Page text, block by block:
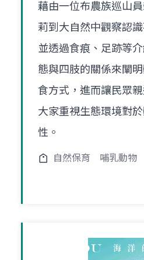
藉由一位布農族巡山
莉到大自然中觀察認
並透過食痕、足跡等
態與四肢的關係來闡
食方式，進而讓民眾
大家重視生態環境對
性。
自然保育 哺乳動物